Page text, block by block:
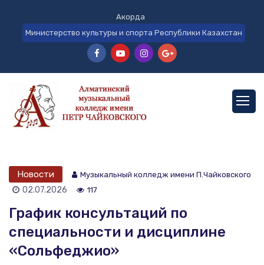
Акорда
Министерство культуры и спорта Республики Казахстан
Новости Музыкальный колледж имени П.Чайковского
02.07.2026 117
График консультаций по
специальности и дисциплине
«Сольфеджио»